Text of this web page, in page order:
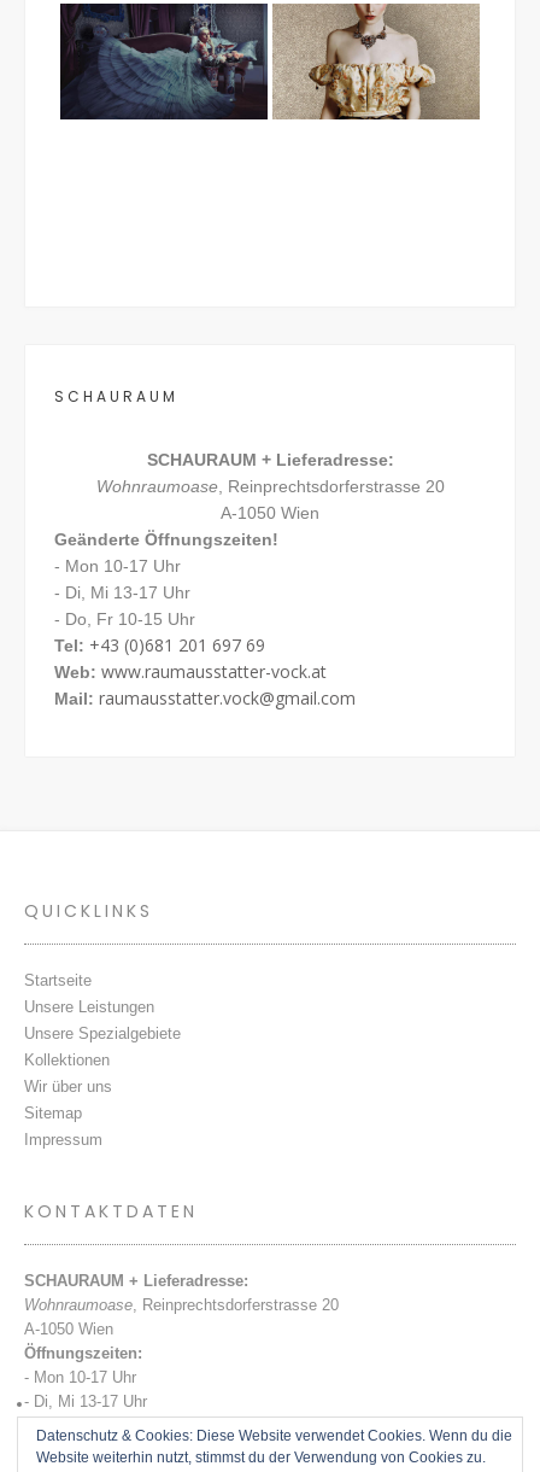
SCHAURAUM
SCHAURAUM + Lieferadresse:
Wohnraumoase, Reinprechtsdorferstrasse 20
A-1050 Wien
Geänderte Öffnungszeiten!
- Mon 10-17 Uhr
- Di, Mi 13-17 Uhr
- Do, Fr 10-15 Uhr
Tel: +43 (0)681 201 697 69
Web: www.raumausstatter-vock.at
Mail: raumausstatter.vock@gmail.com
QUICKLINKS
Startseite
Unsere Leistungen
Unsere Spezialgebiete
Kollektionen
Wir über uns
Sitemap
Impressum
KONTAKTDATEN
SCHAURAUM + Lieferadresse:
Wohnraumoase, Reinprechtsdorferstrasse 20
A-1050 Wien
Öffnungszeiten:
- Mon 10-17 Uhr
- Di, Mi 13-17 Uhr
- Do, Fr 10-15 Uhr
Tel: +43 (0) 681 201 697 69
Datenschutz & Cookies: Diese Website verwendet Cookies. Wenn du die
Website weiterhin nutzt, stimmst du der Verwendung von Cookies zu.